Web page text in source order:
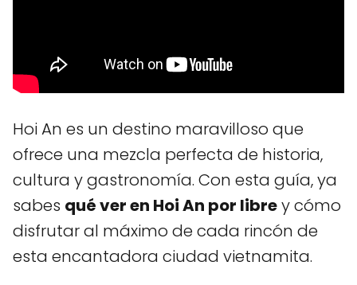
Hoi An es un destino maravilloso que
ofrece una mezcla perfecta de historia,
cultura y gastronomía. Con esta guía, ya
sabes qué ver en Hoi An por librey cómo
disfrutar al máximo de cada rincón de
esta encantadora ciudad vietnamita.